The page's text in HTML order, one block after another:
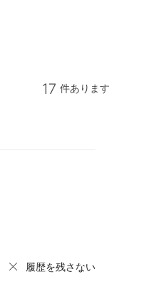
17 件あります
履歴を残さない